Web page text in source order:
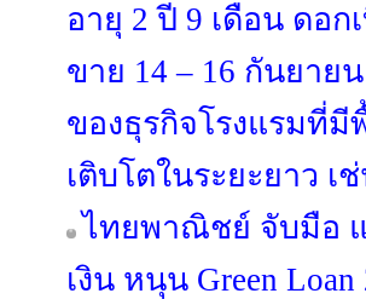
อายุ 2 ปี 9 เดือน ดอก
ขาย 14 – 16 กันยาย
ของธุรกิจโรงแรมที่
เติบโตในระยะยาว
ไทยพาณิชย์ จับมือ
เงิน หนุน Green